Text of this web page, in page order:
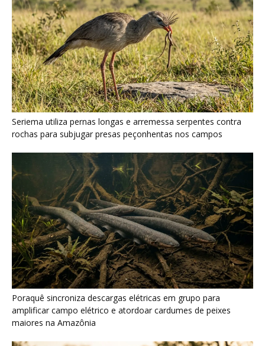
Poraquê sincroniza descargas elétricas em grupo para
amplificar campo elétrico e atordoar cardumes de peixes
maiores na Amazônia
Seriema combina corridas em alta velocidade e arremessos
contra rochas para imobilizar serpentes peçonhentas no
cerrado